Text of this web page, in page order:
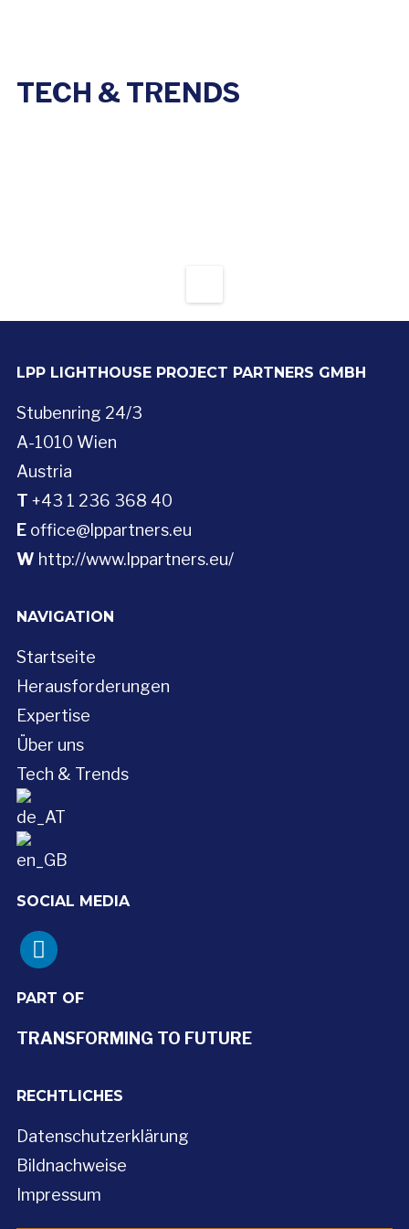
TECH & TRENDS
LPP LIGHTHOUSE PROJECT PARTNERS GMBH
Stubenring 24/3
A-1010 Wien
Austria
T +43 1 236 368 40
Eoffice@lppartners.eu
W http://www.lppartners.eu/
NAVIGATION
Startseite
Herausforderungen
Expertise
Über uns
Tech & Trends
SOCIAL MEDIA
linkedin
PART OF
TRANSFORMING TO FUTURE
RECHTLICHES
Datenschutzerklärung
Bildnachweise
Impressum